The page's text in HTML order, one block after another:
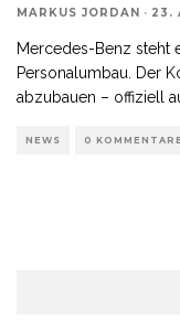
MARKUS JORDAN · 23.
Mercedes-Benz steht
Personalumbau. Der
abzubauen – offiziell
NEWS 0 KOMMENTARE